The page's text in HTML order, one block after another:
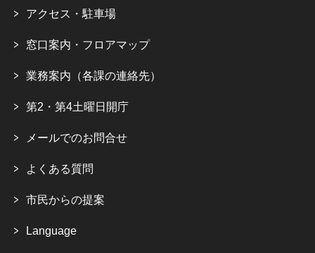
アクセス・駐車場
窓口案内・フロアマップ
業務案内（各課の連絡先）
第2・第4土曜日開庁
メールでのお問合せ
よくある質問
市民からの提案
Language